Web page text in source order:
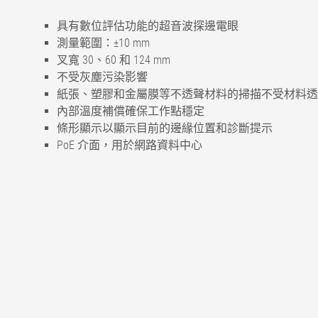
具有數位評估功能的超音波探邊電眼
測量範圍：±10 mm
叉寬 30、60 和 124 mm
不受灰塵污染影響
紙張、塑膠和金屬膜等不透聲材料的掃描不受材料
內部溫度補償確保工作點穩定
條形顯示以顯示目前的邊緣位置和診斷提示
PoE 介面，用於網路資料中心